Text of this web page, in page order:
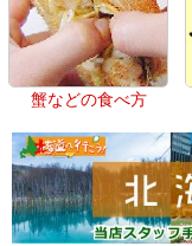
蟹などの食べ方